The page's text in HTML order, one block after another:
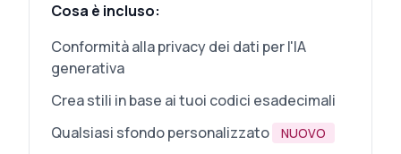
Cosa è incluso:
Conformità alla privacy dei dati per l'IA
generativa
Crea stili in base ai tuoi codici esadecimali
Qualsiasi sfondo personalizzato
NUOVO